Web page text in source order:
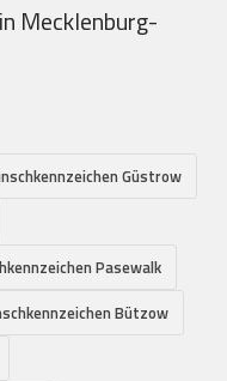
Mecklenburg-
Güstrow
Pasewalk
Bützow